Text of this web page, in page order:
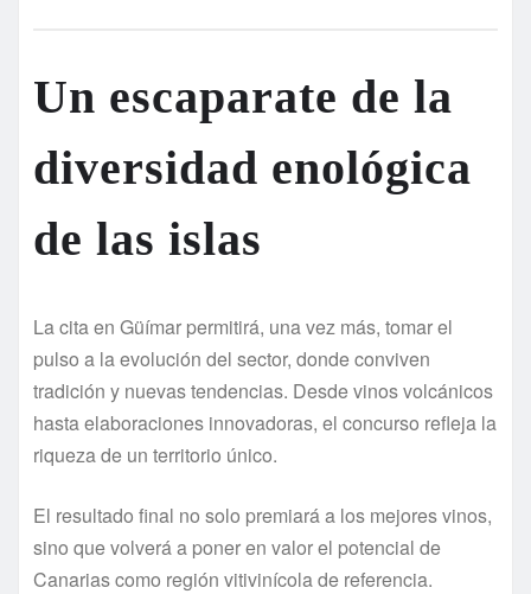
Un escaparate de la
diversidad enológica
de las islas
La cita en Güímar permitirá, una vez más, tomar el
pulso a la evolución del sector, donde conviven
tradición y nuevas tendencias. Desde vinos volcánicos
hasta elaboraciones innovadoras, el concurso refleja la
riqueza de un territorio único.
El resultado final no solo premiará a los mejores vinos,
sino que volverá a poner en valor el potencial de
Canarias como región vitivinícola de referencia.